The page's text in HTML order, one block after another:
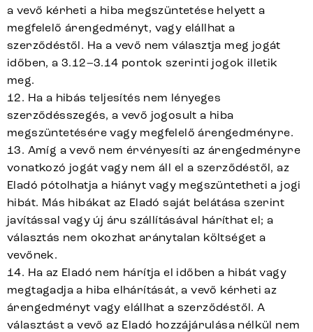
a vevő kérheti a hiba megszüntetése helyett a
megfelelő árengedményt, vagy elállhat a
szerződéstől. Ha a vevő nem választja meg jogát
időben, a 3.12–3.14 pontok szerinti jogok illetik
meg.
12. Ha a hibás teljesítés nem lényeges
szerződésszegés, a vevő jogosult a hiba
megszüntetésére vagy megfelelő árengedményre.
13. Amíg a vevő nem érvényesíti az árengedményre
vonatkozó jogát vagy nem áll el a szerződéstől, az
Eladó pótolhatja a hiányt vagy megszüntetheti a jogi
hibát. Más hibákat az Eladó saját belátása szerint
javítással vagy új áru szállításával háríthat el; a
választás nem okozhat aránytalan költséget a
vevőnek.
14. Ha az Eladó nem hárítja el időben a hibát vagy
megtagadja a hiba elhárítását, a vevő kérheti az
árengedményt vagy elállhat a szerződéstől. A
választást a vevő az Eladó hozzájárulása nélkül nem